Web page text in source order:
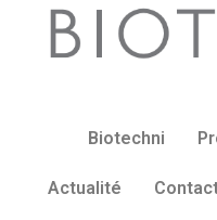
Biotechni
Actualité